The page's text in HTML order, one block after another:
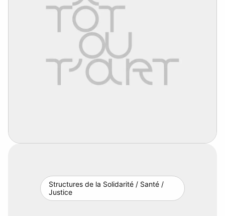
Structures de la Solidarité / Santé /
Justice